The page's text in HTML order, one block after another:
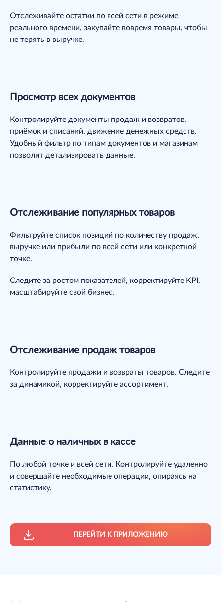
Отслеживайте остатки по всей сети в режиме
реального времени, закупайте вовремя товары, чтобы
не терять в выручке.
Просмотр всех документов
Контролируйте документы продаж и возвратов,
приёмок и списаний, движение денежных средств.
Удобный фильтр по типам документов и магазинам
позволит детализировать данные.
Отслеживание популярных товаров
Фильтруйте список позиций по количеству продаж,
выручке или прибыли по всей сети или конкретной
точке.
Следите за ростом показателей, корректируйте KPI,
масштабируйте свой бизнес.
Отслеживание продаж товаров
Контролируйте продажи и возвраты товаров. Следите
за динамикой, корректируйте ассортимент.
Данные о наличных в кассе
По любой точке и всей сети. Контролируйте удаленно
и совершайте необходимые операции, опираясь на
статистику.
ПЕРЕЙТИ К ПРИЛОЖЕНИЮ